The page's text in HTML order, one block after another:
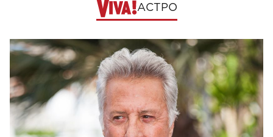
АСТРО